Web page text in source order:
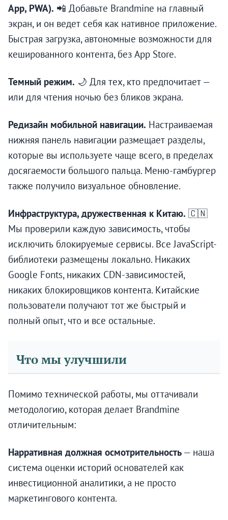
App, PWA). 📲 Добавьте Brandmine на главный
экран, и он ведет себя как нативное приложение.
Быстрая загрузка, автономные возможности для
кешированного контента, без App Store.
Темный режим. 🌙 Для тех, кто предпочитает —
или для чтения ночью без бликов экрана.
Редизайн мобильной навигации. Настраиваемая
нижняя панель навигации размещает разделы,
которые вы используете чаще всего, в пределах
досягаемости большого пальца. Меню-гамбургер
также получило визуальное обновление.
Инфраструктура, дружественная к Китаю. 🇨🇳
Мы проверили каждую зависимость, чтобы
исключить блокируемые сервисы. Все JavaScript-
библиотеки размещены локально. Никаких
Google Fonts, никаких CDN-зависимостей,
никаких блокировщиков контента. Китайские
пользователи получают тот же быстрый и
полный опыт, что и все остальные.
Что мы улучшили
Помимо технической работы, мы оттачивали
методологию, которая делает Brandmine
отличительным:
Нарративная должная осмотрительность — наша
система оценки историй основателей как
инвестиционной аналитики, а не просто
маркетингового контента.